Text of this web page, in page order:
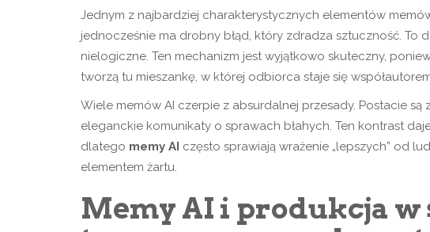
Jednym z najbardziej charakterystycznych elementów
jednocześnie ma drobny błąd, który zdradza sztuczność. To
nielogiczne. Ten mechanizm jest wyjątkowo skuteczny,
tworzą tu mieszankę, w której odbiorca staje się
Wiele memów AI czerpie z absurdalnej przesady. Postacie
eleganckie komunikaty o sprawach błahych. Ten kontrast
dlatego memy AI często sprawiają wrażenie „lepszych” od
elementem żartu.
Memy AI i produkcja